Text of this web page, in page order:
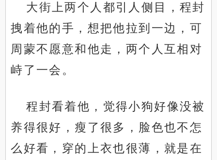
大街上两个人都引人侧目，程封
拽着他的手，想把他拉到一边，可
周蒙不愿意和他走，两个人互相对
峙了一会。
程封看着他，觉得小狗好像没被
养得很好，瘦了很多，脸色也不怎
么好看，穿的上衣也很薄，就是在